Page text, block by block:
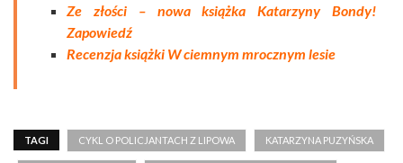
Ze złości – nowa książka Katarzyny Bondy!
Zapowiedź
Recenzja książki W ciemnym mrocznym lesie
TAGI CYKL O POLICJANTACH Z LIPOWA KATARZYNA PUZYŃSKA